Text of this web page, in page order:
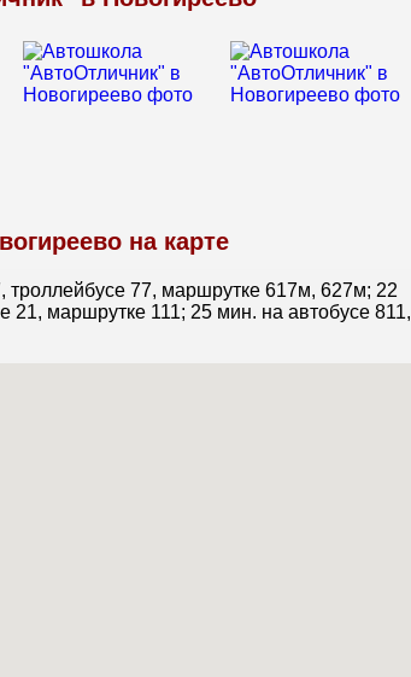
на карте
77, маршрутке 617м, 627м; 22
маршрутке 111; 25 мин. на автобусе 811,